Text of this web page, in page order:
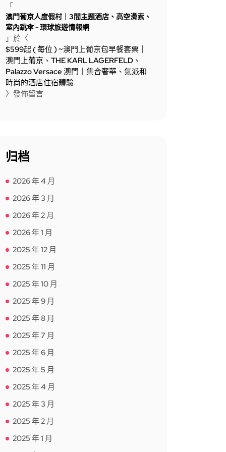
「
澳門葡京人度假村｜3間主題酒店、高空滑索、
室內跳傘 - 環球旅遊情報網
」於〈
$599起 ( 每位 ) ~澳門上葡京包早餐套票｜
澳門上葡京、THE KARL LAGERFELD、
Palazzo Versace 澳門｜集合奢華、氣派和
時尚的酒店住宿體驗
〉發佈留言
归档
2026 年 4 月
2026 年 3 月
2026 年 2 月
2026 年 1 月
2025 年 12 月
2025 年 11 月
2025 年 10 月
2025 年 9 月
2025 年 8 月
2025 年 7 月
2025 年 6 月
2025 年 5 月
2025 年 4 月
2025 年 3 月
2025 年 2 月
2025 年 1 月